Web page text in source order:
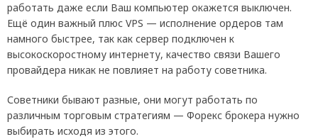
работать даже если Ваш компьютер окажется выключен.
Ещё один важный плюс VPS — исполнение ордеров там
намного быстрее, так как сервер подключен к
высокоскоростному интернету, качество связи Вашего
провайдера никак не повлияет на работу советника.
Советники бывают разные, они могут работать по
различным торговым стратегиям — Форекс брокера нужно
выбирать исходя из этого.